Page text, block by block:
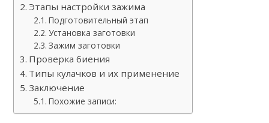
Этапы настройки зажима
Подготовительный этап
Установка заготовки
Зажим заготовки
Проверка биения
Типы кулачков и их применение
Заключение
Похожие записи: